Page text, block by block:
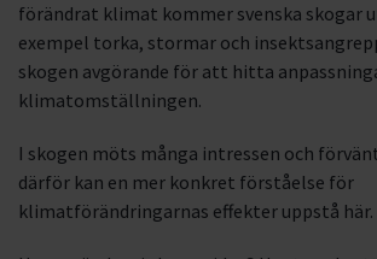
förändrat klimat kommer svenska skogar
exempel torka, stormar och
skogen avgörande för att hitta
klimatomställningen.
I skogen möts många intressen och
därför kan en mer konkret förståelse för
klimatförändringarnas effekter uppstå här.